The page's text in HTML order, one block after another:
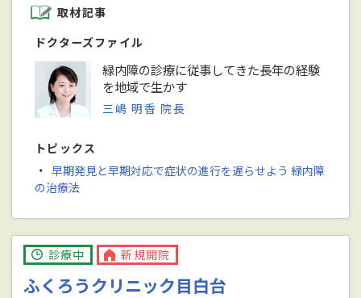
取材記事
ドクターズファイル
緑内障の診療に従事してきた長年の経験
を地域で生かす
三嶋 明香 院長
トピックス
・ 早期発見と早期対応で症状の進行を遅らせよう 緑内障
の治療法
診療中 新規開院
ふくろうクリニック目白台